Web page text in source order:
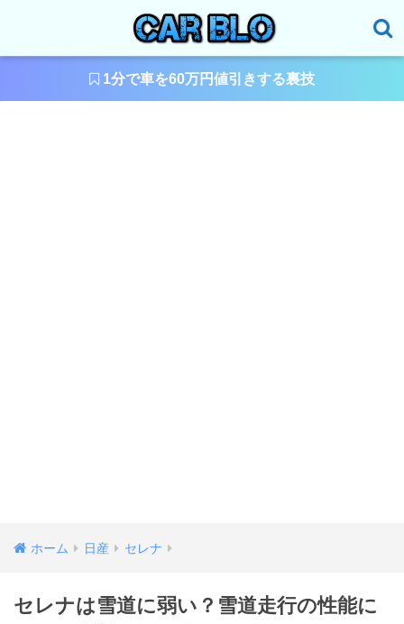
1分で車を60万円値引きする裏技
ホーム 日産 セレナ
セレナは雪道に弱い？雪道走行の性能に